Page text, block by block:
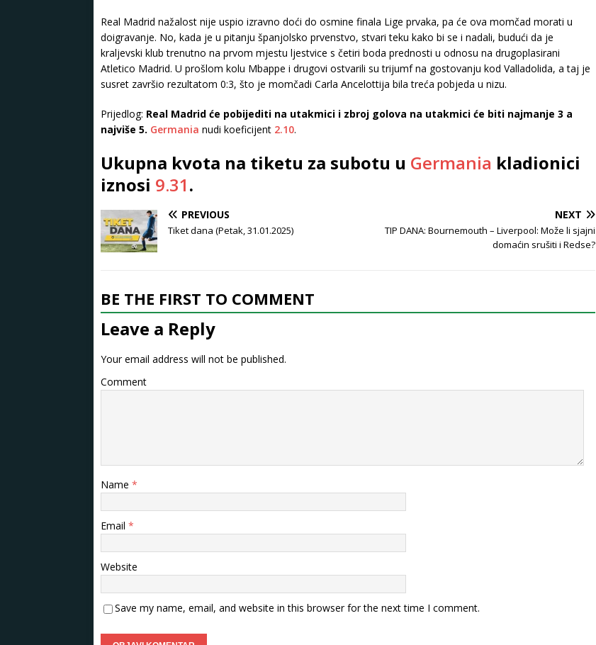
Real Madrid nažalost nije uspio izravno doći do osmine finala Lige prvaka, pa će ova momčad morati u
doigravanje. No, kada je u pitanju španjolsko prvenstvo, stvari teku kako bi se i nadali, budući da je
kraljevski klub trenutno na prvom mjestu ljestvice s četiri boda prednosti u odnosu na drugoplasirani
Atletico Madrid. U prošlom kolu Mbappe i drugovi ostvarili su trijumf na gostovanju kod Valladolida, a taj je
susret završio rezultatom 0:3, što je momčadi Carla Ancelottija bila treća pobjeda u nizu.
Prijedlog: Real Madrid će pobijediti na utakmici i zbroj golova na utakmici će biti najmanje 3 a
najviše 5. Germania nudi koeficijent 2.10.
Ukupna kvota na tiketu za subotu u Germania kladionici
iznosi 9.31.
PREVIOUS
Tiket dana (Petak, 31.01.2025)
NEXT
TIP DANA: Bournemouth – Liverpool: Može li sjajni
domaćin srušiti i Redse?
BE THE FIRST TO COMMENT
Leave a Reply
Your email address will not be published.
Comment
Name *
Email *
Website
Save my name, email, and website in this browser for the next time I comment.